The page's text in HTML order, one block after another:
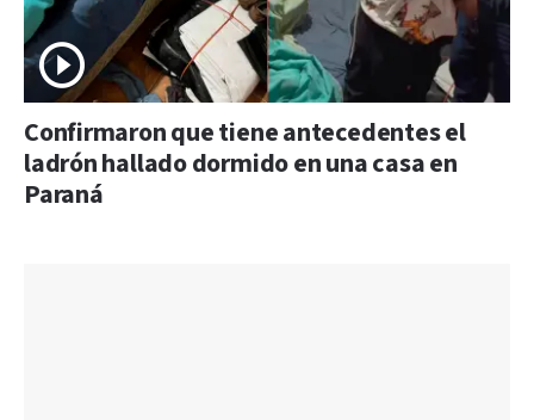
Confirmaron que tiene antecedentes el
ladrón hallado dormido en una casa en
Paraná